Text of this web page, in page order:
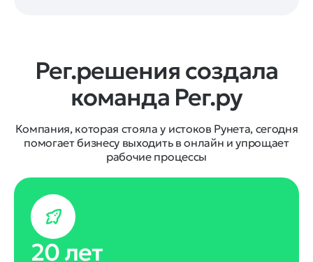
Рег.решения создала
команда Рег.ру
Компания, которая стояла у истоков Рунета, сегодня
помогает бизнесу выходить в онлайн и упрощает
рабочие процессы
20 лет